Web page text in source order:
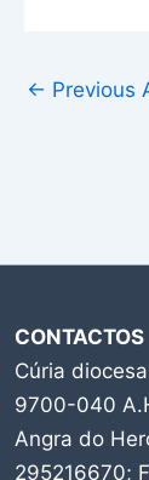
← Previous
CONTACTOS
Cúria
9700-040
Angra do
295216670;